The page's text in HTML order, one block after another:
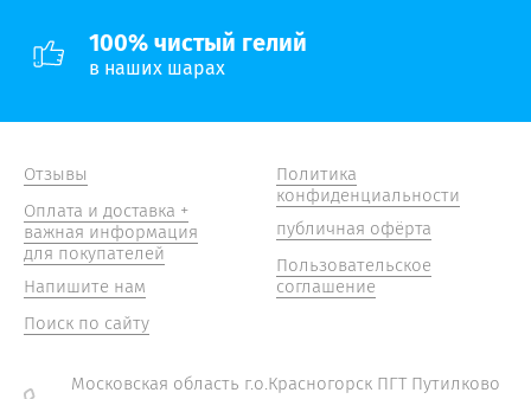
100% чистый гелий
в наших шарах
Отзывы
Оплата и доставка +
важная информация
для покупателей
Напишите нам
Поиск по сайту
Политика
конфиденциальности
публичная офёрта
Пользовательское
соглашение
Московская область г.о.Красногорск ПГТ Путилково